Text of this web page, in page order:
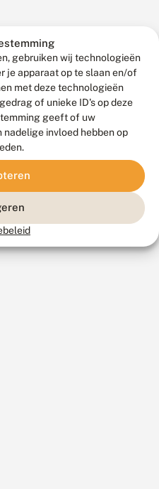
gebruiken wij technologieën
je apparaat op te slaan en/of
met deze technologieën
of unieke ID's op deze
geeft of uw
invloed hebben op